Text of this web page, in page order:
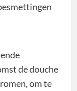
de douche
om te